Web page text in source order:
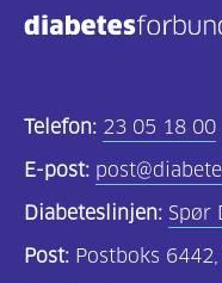
Telefon: 23 05 18 00
E-post:
Diabeteslinjen: Spør
Post: Postboks